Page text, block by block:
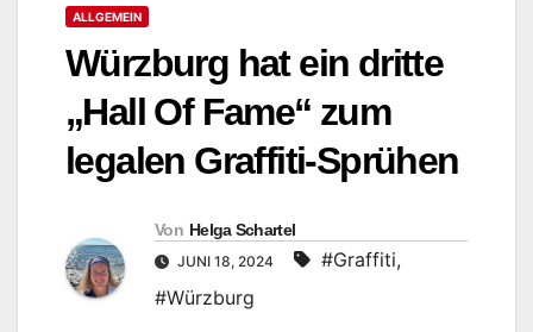
ALLGEMEIN
Würzburg hat ein dritte
„Hall Of Fame“ zum
legalen Graffiti-Sprühen
Von Helga Schartel
JUNI 18, 2024 #Graffiti,
#Würzburg